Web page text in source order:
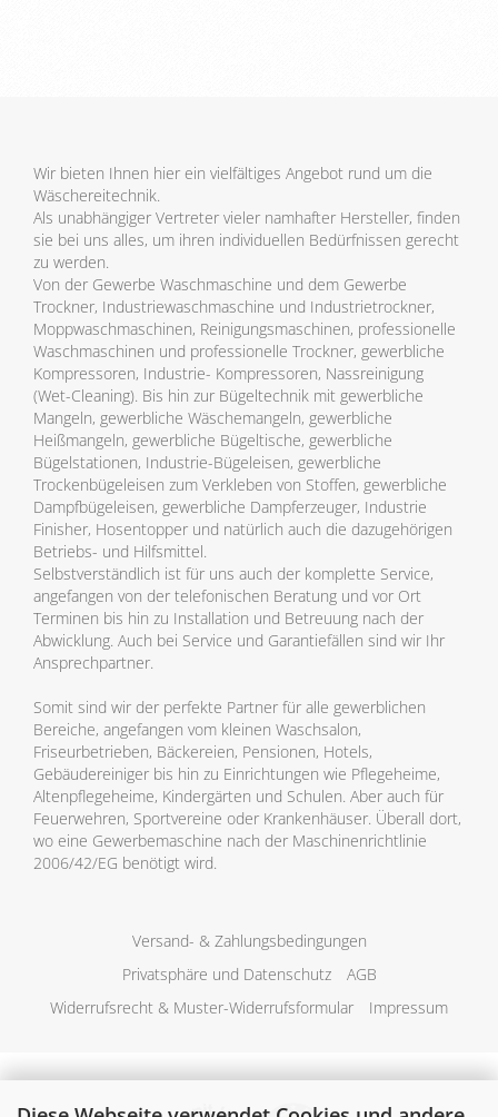
Wir bieten Ihnen hier ein vielfältiges Angebot rund um die
Wäschereitechnik.
Als unabhängiger Vertreter vieler namhafter Hersteller, finden
sie bei uns alles, um ihren individuellen Bedürfnissen gerecht
zu werden.
Von der Gewerbe Waschmaschine und dem Gewerbe
Trockner, Industriewaschmaschine und Industrietrockner,
Moppwaschmaschinen, Reinigungsmaschinen, professionelle
Waschmaschinen und professionelle Trockner, gewerbliche
Kompressoren, Industrie- Kompressoren, Nassreinigung
(Wet-Cleaning). Bis hin zur Bügeltechnik mit gewerbliche
Mangeln, gewerbliche Wäschemangeln, gewerbliche
Heißmangeln, gewerbliche Bügeltische, gewerbliche
Bügelstationen, Industrie-Bügeleisen, gewerbliche
Trockenbügeleisen zum Verkleben von Stoffen, gewerbliche
Dampfbügeleisen, gewerbliche Dampferzeuger, Industrie
Finisher, Hosentopper und natürlich auch die dazugehörigen
Betriebs- und Hilfsmittel.
Selbstverständlich ist für uns auch der komplette Service,
angefangen von der telefonischen Beratung und vor Ort
Terminen bis hin zu Installation und Betreuung nach der
Abwicklung. Auch bei Service und Garantiefällen sind wir Ihr
Ansprechpartner.
Somit sind wir der perfekte Partner für alle gewerblichen
Bereiche, angefangen vom kleinen Waschsalon,
Friseurbetrieben, Bäckereien, Pensionen, Hotels,
Gebäudereiniger bis hin zu Einrichtungen wie Pflegeheime,
Altenpflegeheime, Kindergärten und Schulen. Aber auch für
Feuerwehren, Sportvereine oder Krankenhäuser. Überall dort,
wo eine Gewerbemaschine nach der Maschinenrichtlinie
2006/42/EG benötigt wird.
Versand- & Zahlungsbedingungen
Privatsphäre und Datenschutz
AGB
Widerrufsrecht & Muster-Widerrufsformular
Impressum